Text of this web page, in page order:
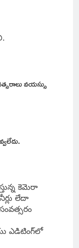
వయస్సు
కెమెరా
లేదా
ఎడిటింగ్‌లో